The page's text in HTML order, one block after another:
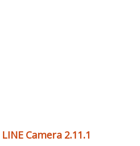
LINE Camera 2.11.1